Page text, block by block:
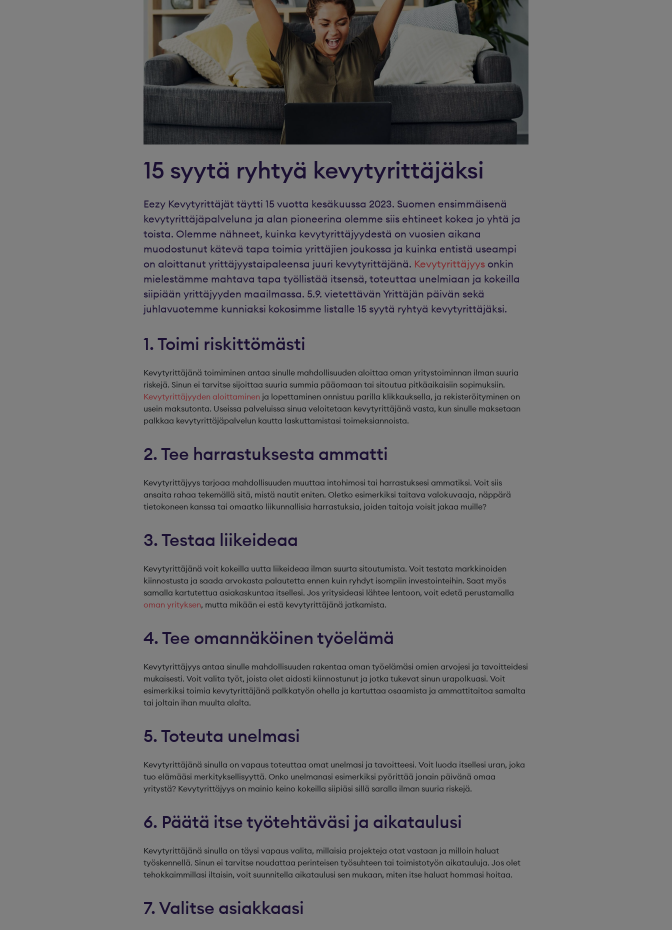
15 syytä ryhtyä kevytyrittäjäksi
Eezy Kevytyrittäjät täytti 15 vuotta kesäkuussa 2023. Suomen ensimmäisenä
kevytyrittäjäpalveluna ja alan pioneerina olemme siis ehtineet kokea jo yhtä ja
toista. Olemme nähneet, kuinka kevytyrittäjyydestä on vuosien aikana
muodostunut kätevä tapa toimia yrittäjien joukossa ja kuinka entistä useampi
on aloittanut yrittäjyystaipaleensa juuri kevytyrittäjänä. Kevytyrittäjyys onkin
mielestämme mahtava tapa työllistää itsensä, toteuttaa unelmiaan ja kokeilla
siipiään yrittäjyyden maailmassa. 5.9. vietettävän Yrittäjän päivän sekä
juhlavuotemme kunniaksi kokosimme listalle 15 syytä ryhtyä kevytyrittäjäksi.
1. Toimi riskittömästi
Kevytyrittäjänä toimiminen antaa sinulle mahdollisuuden aloittaa oman yritystoiminnan ilman suuria
riskejä. Sinun ei tarvitse sijoittaa suuria summia pääomaan tai sitoutua pitkäaikaisiin sopimuksiin.
Kevytyrittäjyyden aloittaminen ja lopettaminen onnistuu parilla klikkauksella, ja rekisteröityminen on
usein maksutonta. Useissa palveluissa sinua veloitetaan kevytyrittäjänä vasta, kun sinulle maksetaan
palkkaa kevytyrittäjäpalvelun kautta laskuttamistasi toimeksiannoista.
2. Tee harrastuksesta ammatti
Kevytyrittäjyys tarjoaa mahdollisuuden muuttaa intohimosi tai harrastuksesi ammatiksi. Voit siis
ansaita rahaa tekemällä sitä, mistä nautit eniten. Oletko esimerkiksi taitava valokuvaaja, näppärä
tietokoneen kanssa tai omaatko liikunnallisia harrastuksia, joiden taitoja voisit jakaa muille?
3. Testaa liikeideaa
Kevytyrittäjänä voit kokeilla uutta liikeideaa ilman suurta sitoutumista. Voit testata markkinoiden
kiinnostusta ja saada arvokasta palautetta ennen kuin ryhdyt isompiin investointeihin. Saat myös
samalla kartutettua asiakaskuntaa itsellesi. Jos yritysideasi lähtee lentoon, voit edetä perustamalla
oman yrityksen, mutta mikään ei estä kevytyrittäjänä jatkamista.
4. Tee omannäköinen työelämä
Kevytyrittäjyys antaa sinulle mahdollisuuden rakentaa oman työelämäsi omien arvojesi ja tavoitteidesi
mukaisesti. Voit valita työt, joista olet aidosti kiinnostunut ja jotka tukevat sinun urapolkuasi. Voit
esimerkiksi toimia kevytyrittäjänä palkkatyön ohella ja kartuttaa osaamista ja ammattitaitoa samalta
tai joltain ihan muulta alalta.
5. Toteuta unelmasi
Kevytyrittäjänä sinulla on vapaus toteuttaa omat unelmasi ja tavoitteesi. Voit luoda itsellesi uran, joka
tuo elämääsi merkityksellisyyttä. Onko unelmanasi esimerkiksi pyörittää jonain päivänä omaa
yritystä? Kevytyrittäjyys on mainio keino kokeilla siipiäsi sillä saralla ilman suuria riskejä.
6. Päätä itse työtehtäväsi ja aikataulusi
Kevytyrittäjänä sinulla on täysi vapaus valita, millaisia projekteja otat vastaan ja milloin haluat
työskennellä. Sinun ei tarvitse noudattaa perinteisen työsuhteen tai toimistotyön aikatauluja. Jos olet
tehokkaimmillasi iltaisin, voit suunnitella aikataulusi sen mukaan, miten itse haluat hommasi hoitaa.
7. Valitse asiakkaasi